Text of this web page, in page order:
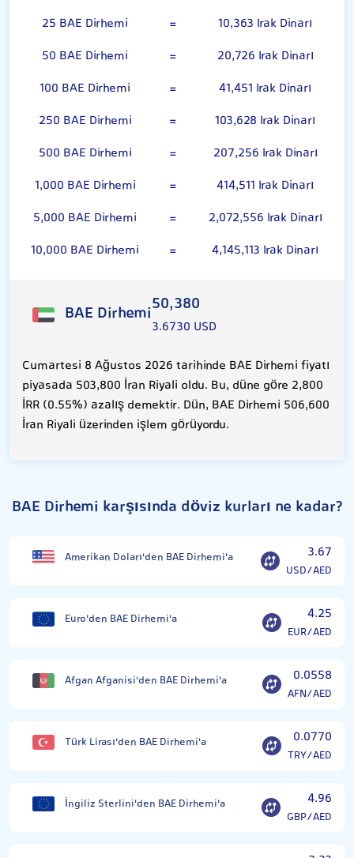
25 BAE Dirhemi
=
10,363 Irak Dinarı
50 BAE Dirhemi
=
20,726 Irak Dinarı
100 BAE Dirhemi
=
41,451 Irak Dinarı
250 BAE Dirhemi
=
103,628 Irak Dinarı
500 BAE Dirhemi
=
207,256 Irak Dinarı
1,000 BAE Dirhemi
=
414,511 Irak Dinarı
5,000 BAE Dirhemi
=
2,072,556 Irak Dinarı
10,000 BAE Dirhemi
= 4,145,113 Irak Dinarı
BAE Dirhemi50,380
3.6730 USD
Cumartesi 8 Ağustos 2026 tarihinde BAE Dirhemi fiyatı
piyasada 503,800 İran Riyali oldu. Bu, düne göre 2,800
İRR (0.55%) azalış demektir. Dün, BAE Dirhemi 506,600
İran Riyali üzerinden işlem görüyordu.
BAE Dirhemi karşısında döviz kurları ne kadar?
Amerikan Doları'den BAE Dirhemi'a 3.67
USD/AED
Euro'den BAE Dirhemi'a 4.25
EUR/AED
Afgan Afganisi'den BAE Dirhemi'a 0.0558
AFN/AED
Türk Lirası'den BAE Dirhemi'a 0.0770
TRY/AED
İngiliz Sterlini'den BAE Dirhemi'a 4.96
GBP/AED